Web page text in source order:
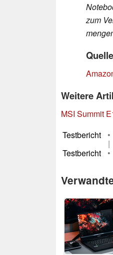
zum
Weitere
MSI Summit
Testbericht
•
|
Testbericht
•